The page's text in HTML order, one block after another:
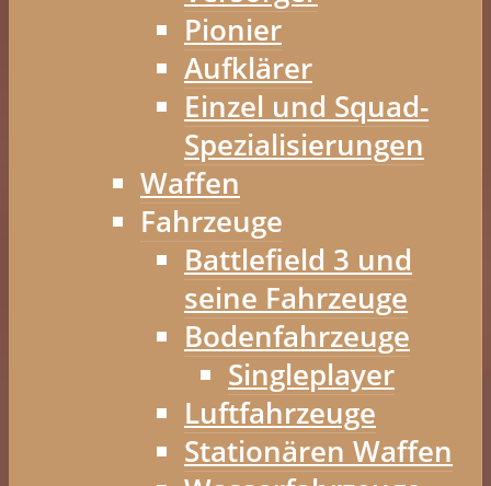
Pionier
Aufklärer
Einzel und Squad-
Spezialisierungen
Waffen
Fahrzeuge
Battlefield 3 und
seine Fahrzeuge
Bodenfahrzeuge
Singleplayer
Luftfahrzeuge
Stationären Waffen